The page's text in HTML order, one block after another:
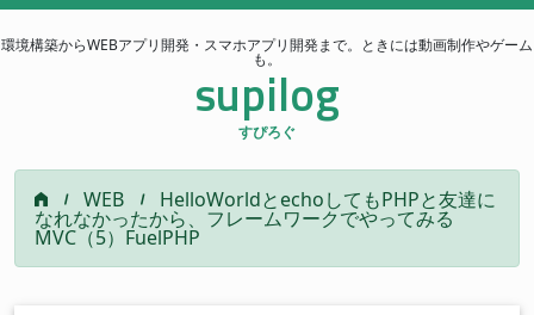
環境構築からWEBアプリ開発・スマホアプリ開発まで。ときには動画制作やゲーム
も。
supilog
すぴろぐ
WEB HelloWorldとechoしてもPHPと友達に
なれなかったから、フレームワークでやってみる
MVC（5）FuelPHP